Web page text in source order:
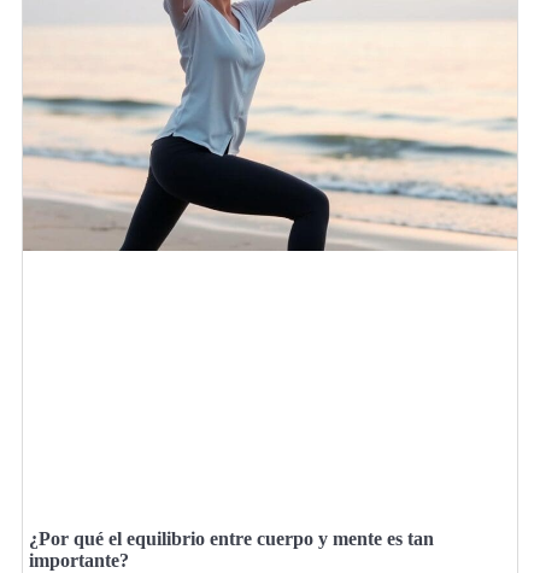
¿Por qué el equilibrio entre cuerpo y mente es tan
importante?